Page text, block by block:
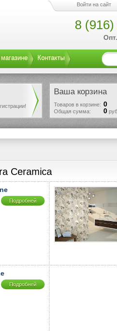
Войти на сайт
8
Опт.
Контакты
Ваша корзина
Товаров в корзине: 0
Общая сумма: 0руб.
Ceramica
Подробней
Подробней